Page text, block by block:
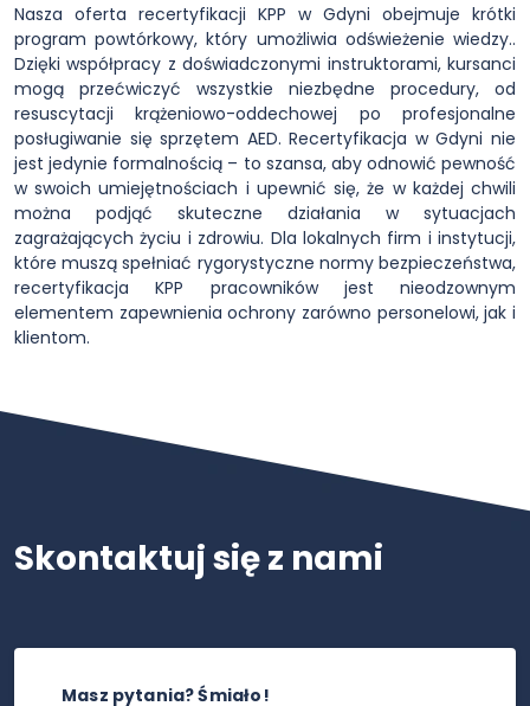
Nasza oferta recertyfikacji KPP w Gdyni obejmuje krótki
program powtórkowy, który umożliwia odświeżenie wiedzy..
Dzięki współpracy z doświadczonymi instruktorami, kursanci
mogą przećwiczyć wszystkie niezbędne procedury, od
resuscytacji krążeniowo-oddechowej po profesjonalne
posługiwanie się sprzętem AED. Recertyfikacja w Gdyni nie
jest jedynie formalnością – to szansa, aby odnowić pewność
w swoich umiejętnościach i upewnić się, że w każdej chwili
można podjąć skuteczne działania w sytuacjach
zagrażających życiu i zdrowiu. Dla lokalnych firm i instytucji,
które muszą spełniać rygorystyczne normy bezpieczeństwa,
recertyfikacja KPP pracowników jest nieodzownym
elementem zapewnienia ochrony zarówno personelowi, jak i
klientom.
Skontaktuj się z nami
Masz pytania? Śmiało!